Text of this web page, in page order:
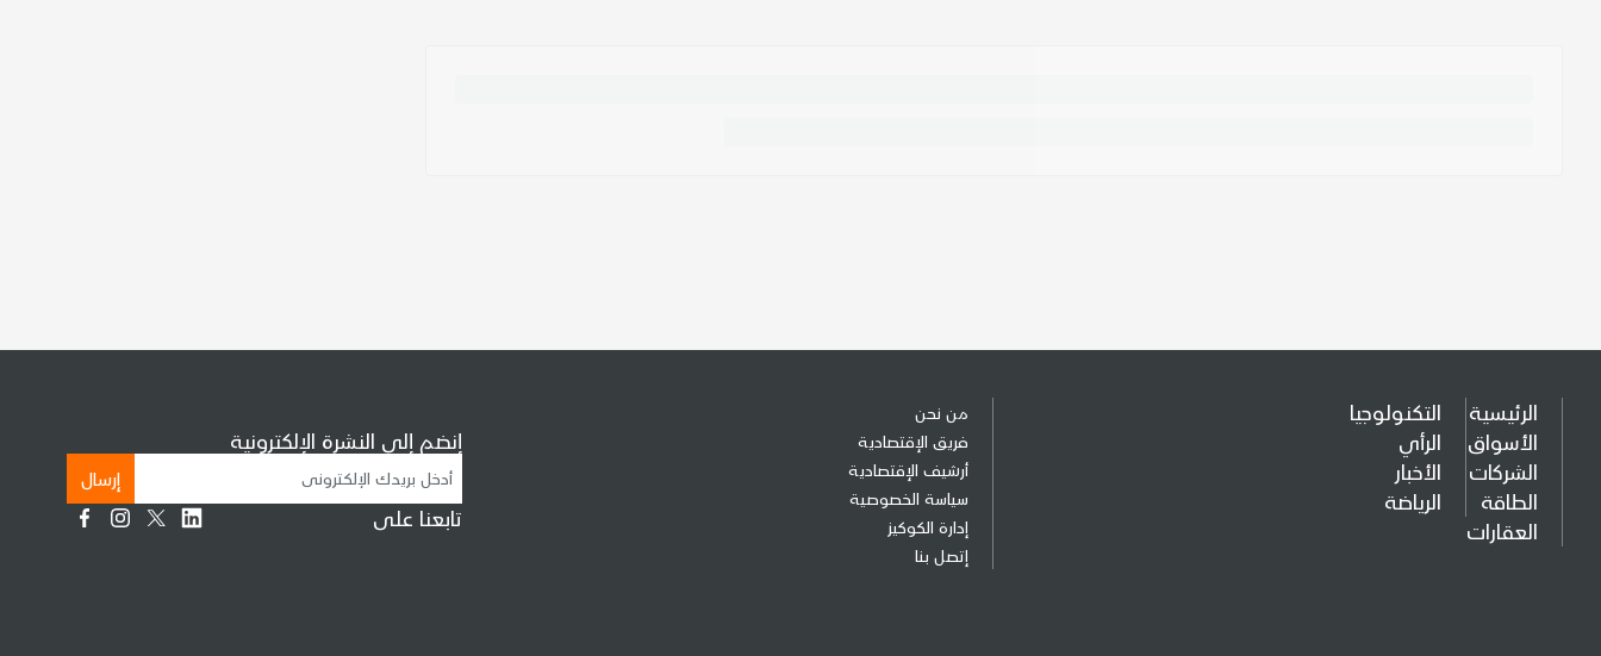
الرئيسية
الأسواق
الشركات
الطاقة
العقارات
التكنولوجيا
الرأي
الأخبار
الرياضة
من نحن
فريق الإقتصادية
أرشيف الإقتصادية
سياسة الخصوصية
إدارة الكوكيز
إتصل بنا
إنضم إلى النشرة الإلكترونية
إرسال
تابعنا على